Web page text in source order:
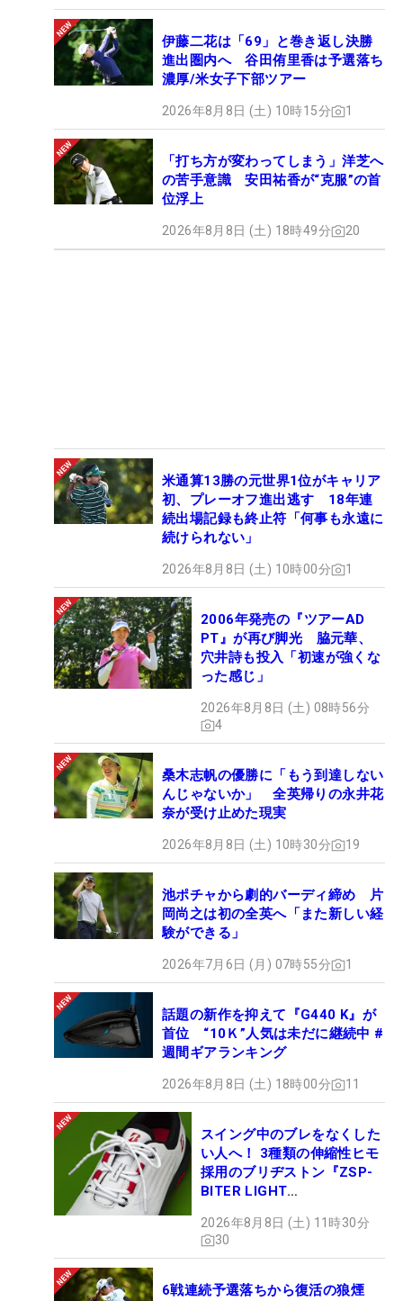
伊藤二花は「69」と巻き返し決勝
進出圏内へ 谷田侑里香は予選落ち
濃厚/米女子下部ツアー
2026年8月8日 (土) 10時15分 1
「打ち方が変わってしまう」洋芝へ
の苦手意識 安田祐香が“克服”の首
位浮上
2026年8月8日 (土) 18時49分 20
米通算13勝の元世界1位がキャリア
初、プレーオフ進出逃す 18年連
続出場記録も終止符「何事も永遠に
続けられない」
2026年8月8日 (土) 10時00分 1
2006年発売の『ツアーAD
PT』が再び脚光 脇元華、
穴井詩も投入「初速が強くな
った感じ」
2026年8月8日 (土) 08時56分
4
桑木志帆の優勝に「もう到達しない
んじゃないか」 全英帰りの永井花
奈が受け止めた現実
2026年8月8日 (土) 10時30分 19
池ポチャから劇的バーディ締め 片
岡尚之は初の全英へ「また新しい経
験ができる」
2026年7月6日 (月) 07時55分 1
話題の新作を抑えて『G440 K』が
首位 “10Ｋ”人気は未だに継続中 #
週間ギアランキング
2026年8月8日 (土) 18時00分 11
スイング中のブレをなくした
い人へ！ 3種類の伸縮性ヒモ
採用のブリヂストン『ZSP-
BITER LIGHT
ュー
2026年8月8日 (土) 11時30分
30
6戦連続予選落ちから復活の狼煙